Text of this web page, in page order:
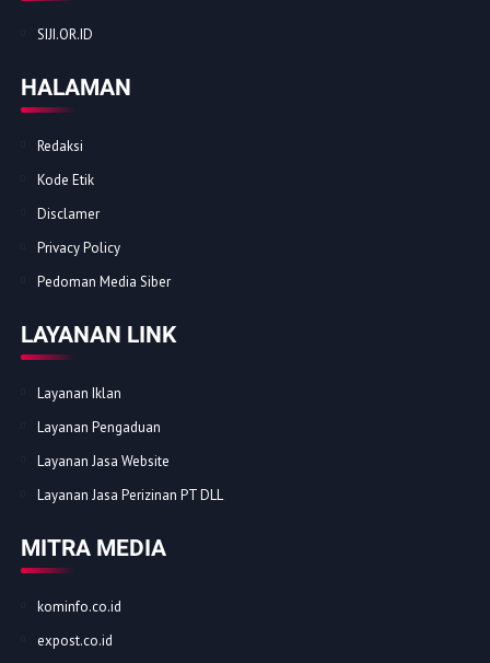
SIJI.OR.ID
HALAMAN
Redaksi
Kode Etik
Disclamer
Privacy Policy
Pedoman Media Siber
LAYANAN LINK
Layanan Iklan
Layanan Pengaduan
Layanan Jasa Website
Layanan Jasa Perizinan PT DLL
MITRA MEDIA
kominfo.co.id
expost.co.id